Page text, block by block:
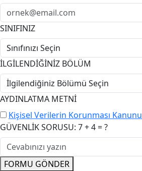
SINIFINIZ
İLGİLENDİĞİNİZ BÖLÜM
AYDINLATMA METNİ
Kişisel Verilerin Korunması Kanunu
GÜVENLİK SORUSU: 7 + 4 = ?
FORMU GÖNDER